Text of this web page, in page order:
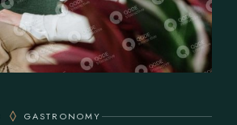
GASTRONOMY